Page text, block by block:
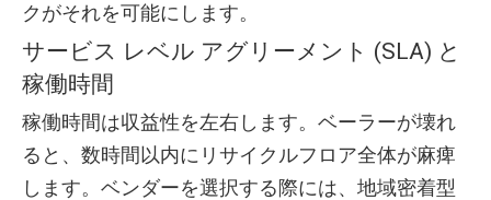
クがそれを可能にします。
サービス レベル アグリーメント (SLA) と
稼働時間
稼働時間は収益性を左右します。ベーラーが壊れ
ると、数時間以内にリサイクルフロア全体が麻痺
します。ベンダーを選択する際には、地域密着型